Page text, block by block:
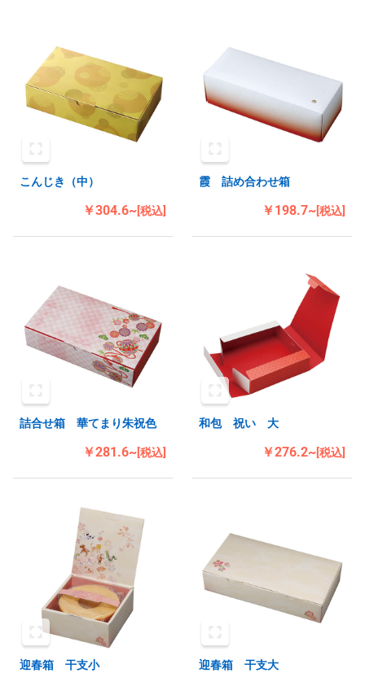
こんじき（中）
￥304.6~[税込]
霞 詰め合わせ箱
￥198.7~[税込]
詰合せ箱 華てまり朱祝色
￥281.6~[税込]
和包 祝い 大
￥276.2~[税込]
迎春箱 干支小 迎春箱 干支大